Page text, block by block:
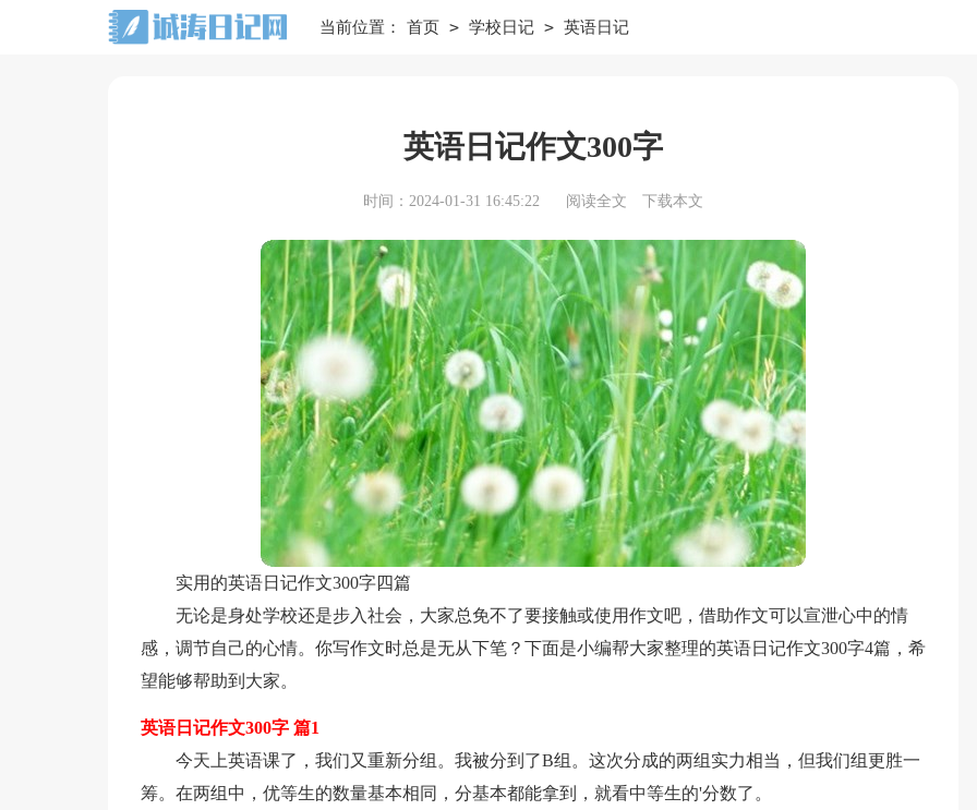
当前位置： 首页 > 学校日记 > 英语日记
英语日记作文300字
时间：2024-01-31 16:45:22 阅读全文 下载本文
实用的英语日记作文300字四篇
无论是身处学校还是步入社会，大家总免不了要接触或使用作文吧，借助作文可以宣泄心中的情
感，调节自己的心情。你写作文时总是无从下笔？下面是小编帮大家整理的英语日记作文300字4篇，希
望能够帮助到大家。
英语日记作文300字 篇1
今天上英语课了，我们又重新分组。我被分到了B组。这次分成的两组实力相当，但我们组更胜一
筹。在两组中，优等生的数量基本相同，分基本都能拿到，就看中等生的'分数了。